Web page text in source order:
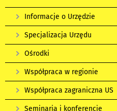
Informacje o Urzędzie
Specjalizacja Urzędu
Ośrodki
Współpraca w regionie
Współpraca zagraniczna US
Seminaria i konferencje